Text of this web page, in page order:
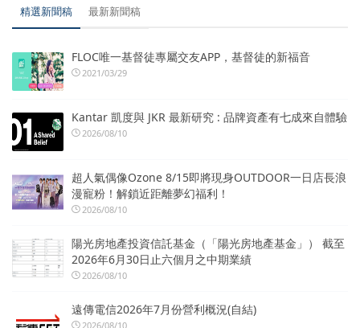
精選新聞稿 最新新聞稿
FLOC唯一基督徒專屬交友APP，基督徒的新福音
2021/03/29
Kantar 凱度與 JKR 最新研究 : 品牌資產有七成來自體驗
2026/08/10
超人氣偶像Ozone 8/15即將現身OUTDOOR一日店長浪
漫寵粉！解鎖近距離夢幻福利！
2026/08/10
陽光房地產投資信託基金（「陽光房地產基金」） 截至
2026年6月30日止六個月之中期業績
2026/08/10
遠傳電信2026年7月份營利概況(自結)
2026/08/10